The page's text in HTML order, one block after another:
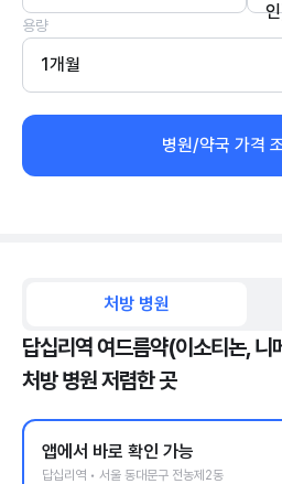
용량
1개월
병원/약국 가격
처방 병원
답십리역 여드름약(이소티논, 니
처방 병원 저렴한 곳
앱에서 바로 확인 가능
답십리역 • 서울 동대문구 전농제2동